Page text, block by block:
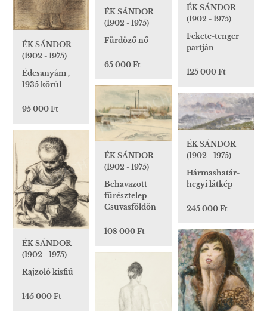
ÉK SÁNDOR
(1902 - 1975)
Édesanyám ,
1935 körül
95 000 Ft
ÉK SÁNDOR
(1902 - 1975)
Fürdöző nő
65 000 Ft
ÉK SÁNDOR
(1902 - 1975)
Fekete-tenger
partján
125 000 Ft
ÉK SÁNDOR
(1902 - 1975)
Behavazott
fűrésztelep
Csuvasföldön
108 000 Ft
ÉK SÁNDOR
(1902 - 1975)
Hármashatár-
hegyi látkép
245 000 Ft
ÉK SÁNDOR
(1902 - 1975)
Rajzoló kisfiú
145 000 Ft